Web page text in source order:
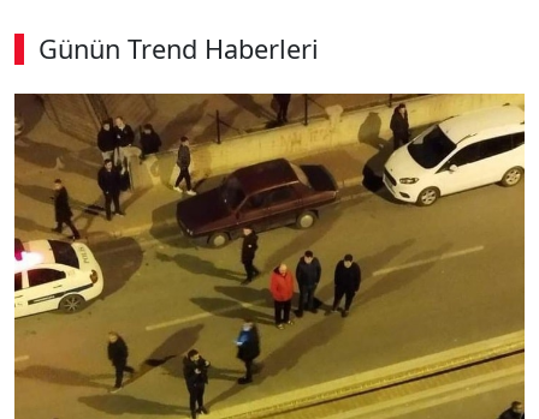
Günün Trend Haberleri
00:03 / 09:15
Sesi Aç